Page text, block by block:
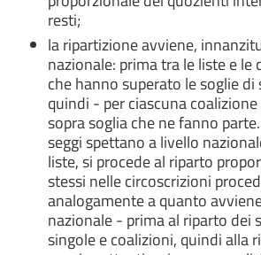
resti;
la ripartizione avviene,
nazionale: prima tra le liste e le
che hanno superato le soglie
quindi - per ciascuna
sopra soglia che ne fanno
seggi spettano a livello
liste, si procede al riparto
stessi nelle circoscrizioni
analogamente a quanto
nazionale - prima al riparto dei
singole e coalizioni, quindi alla